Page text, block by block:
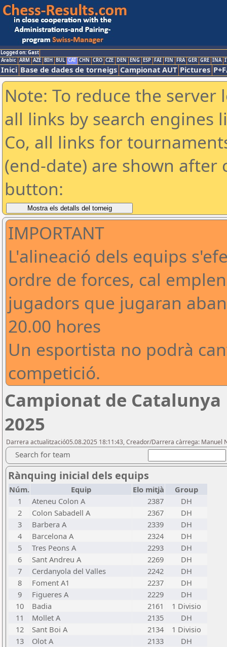
Logged on: Gast
Arabic ARM AZE BIH BUL CAT CHN CRO CZE DEN ENG ESP FAI FIN FRA GER GRE INA
Inici Base de dades de torneigs Campionat AUT Pictures
Note: To reduce the
all links by search engines
Co, all links for
(end-date) are shown
button:
IMPORTANT
L'alineació dels equips
ordre de forces, cal
jugadors que jugaran
20.00 hores
Un esportista no podrà
competició.
Campionat de
2025
Darrera actualització05.08.2025 18:11:43, Creador/Darrera càrrega: Manuel
Search for team
Rànquing inicial dels equips
Núm. Equip Elo mitjà
Group
1
Ateneu Colon A 2387
DH
2
Colon Sabadell A 2367
DH
3
Barbera A 2339
DH
4
Barcelona A 2324
DH
5
Tres Peons A 2293
DH
6
Sant Andreu A 2269
DH
7
Cerdanyola del Valles 2242
DH
8
Foment A1 2237
DH
9
Figueres A 2229
DH
10
Badia 2161
1 Divisio
11
Mollet A 2135
DH
12
Sant Boi A 2134
1 Divisio
13
Olot A 2133
DH